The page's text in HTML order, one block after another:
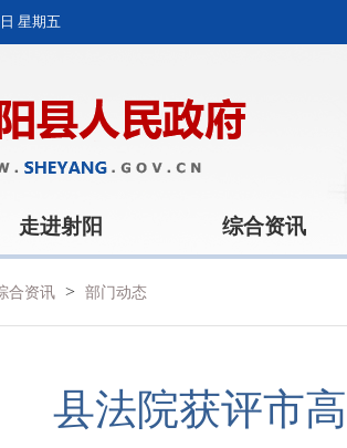
星期五
走进射阳 综合资讯
合资讯 > 部门动态
县法院获评市